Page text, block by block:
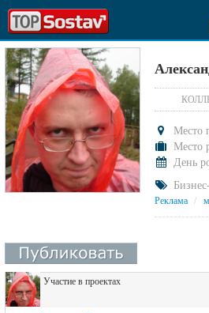
Место
Место
День
Реклама /
Участие в проектах